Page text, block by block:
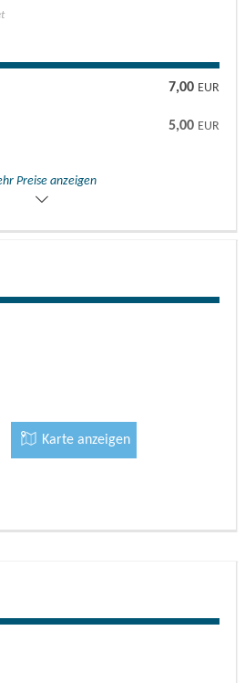
7,00 EUR
5,00 EUR
1,00EUR
ab 10EUR
oder per E-Mail.
Preise anzeigen
Karte anzeigen